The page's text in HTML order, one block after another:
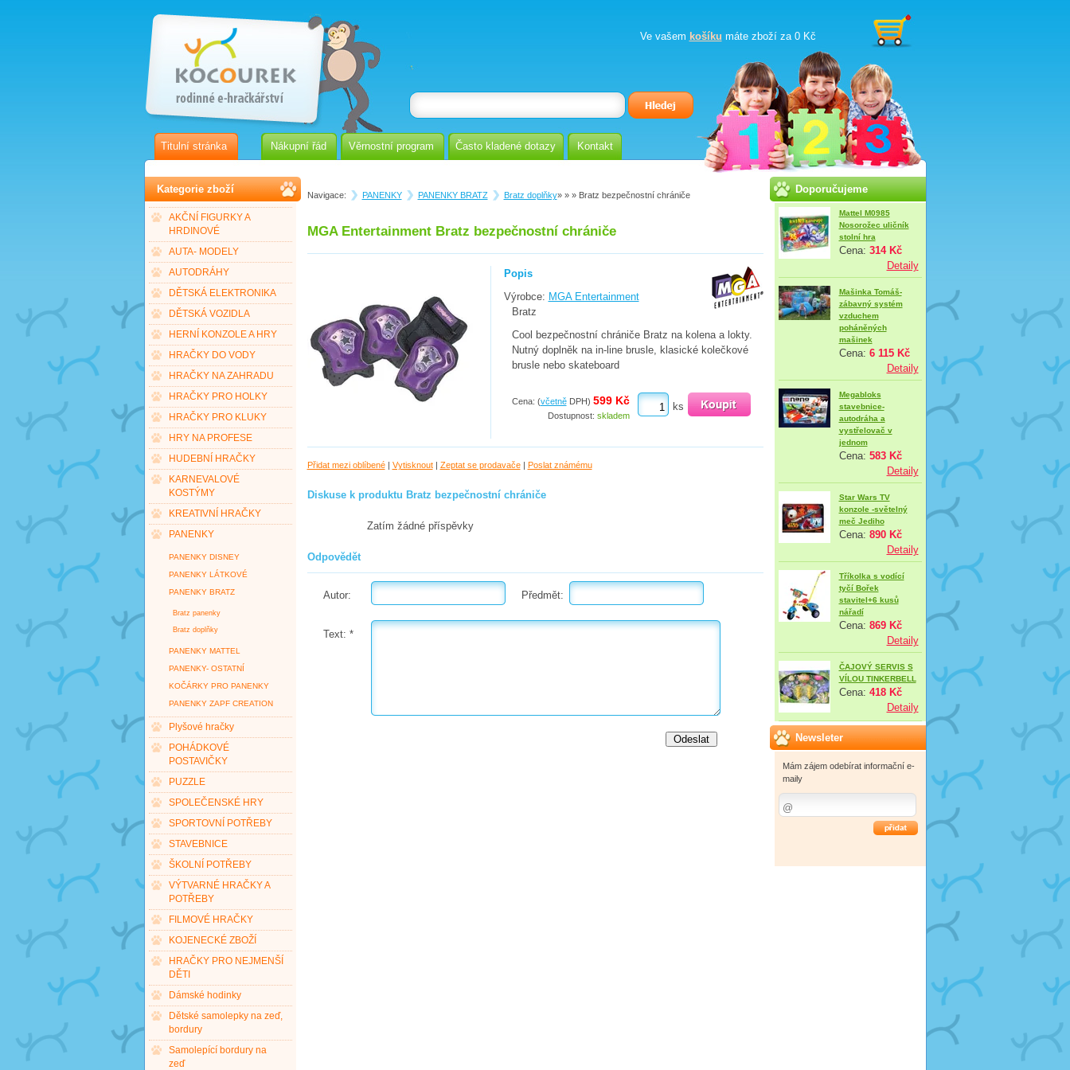
Ve vašem košíku máte zboží za 0 Kč
Titulní stránka Nákupní řád Věrnostní program Často kladené dotazy Kontakt
Kategorie zboží
AKČNÍ FIGURKY A
HRDINOVÉ
AUTA- MODELY
AUTODRÁHY
DĚTSKÁ ELEKTRONIKA
DĚTSKÁ VOZIDLA
HERNÍ KONZOLE A HRY
HRAČKY DO VODY
HRAČKY NA ZAHRADU
HRAČKY PRO HOLKY
HRAČKY PRO KLUKY
HRY NA PROFESE
HUDEBNÍ HRAČKY
KARNEVALOVÉ
KOSTÝMY
KREATIVNÍ HRAČKY
PANENKY
PANENKY DISNEY
PANENKY LÁTKOVÉ
PANENKY BRATZ
Bratz panenky
Bratz doplňky
PANENKY MATTEL
PANENKY- OSTATNÍ
KOČÁRKY PRO PANENKY
PANENKY ZAPF CREATION
Plyšové hračky
POHÁDKOVÉ
POSTAVIČKY
PUZZLE
SPOLEČENSKÉ HRY
SPORTOVNÍ POTŘEBY
STAVEBNICE
ŠKOLNÍ POTŘEBY
VÝTVARNÉ HRAČKY A
POTŘEBY
FILMOVÉ HRAČKY
KOJENECKÉ ZBOŽÍ
HRAČKY PRO NEJMENŠÍ
DĚTI
Dámské hodinky
Dětské samolepky na zeď,
bordury
Samolepící bordury na
zeď
Navigace: PANENKY »
PANENKY BRATZ »
Bratz doplňky » Bratz bezpečnostní chrániče
MGA Entertainment Bratz bezpečnostní chrániče
Popis
Výrobce: MGA Entertainment
Bratz
Cool bezpečnostní chrániče Bratz na kolena a lokty.
Nutný doplněk na in-line brusle, klasické kolečkové
brusle nebo skateboard
Cena: (včetněDPH) 599 Kč
Dostupnost: skladem
ks
Přidat mezi oblíbené| Vytisknout| Zeptat se prodavače| Poslat známému
Diskuse k produktu Bratz bezpečnostní chrániče
Zatím žádné příspěvky
Odpovědět
Autor: Předmět:
Text: *
Doporučujeme
Mattel M0985
Nosorožec uličník
stolní hra
Cena: 314 Kč
Detaily
Mašinka Tomáš-
zábavný systém
vzduchem
poháněných
mašinek
Cena: 6 115 Kč
Detaily
Megabloks
stavebnice-
autodráha a
vystřelovač v
jednom
Cena: 583 Kč
Detaily
Star Wars TV
konzole -světelný
meč Jediho
Cena: 890 Kč
Detaily
Tříkolka s vodící
tyčí Bořek
stavitel+6 kusů
nářadí
Cena: 869 Kč
Detaily
ČAJOVÝ SERVIS S
VÍLOU TINKERBELL
Cena: 418 Kč
Detaily
Newsleter
Mám zájem odebírat informační e-
maily
OK